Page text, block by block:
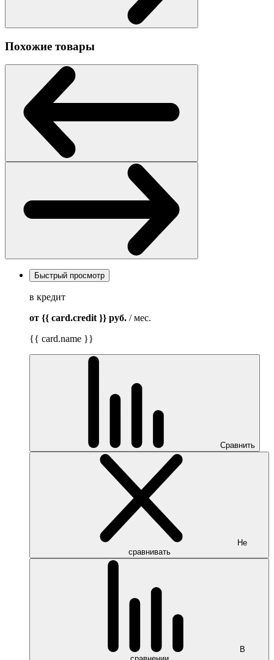
Похожие товары
Быстрый просмотр
в кредит
от {{ card.credit }} руб. / мес.
{{ card.name }}
Сравнить
Не
сравнивать
В